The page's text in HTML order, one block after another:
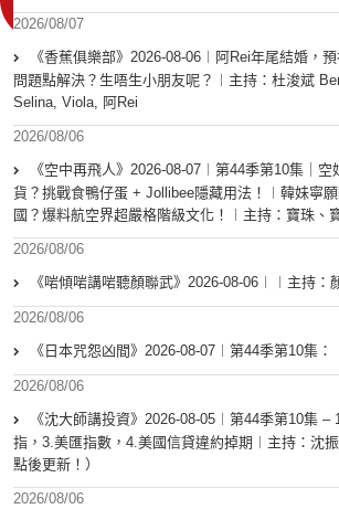
2026/08/07
《香蕉俱樂部》2026-08-06︱阿Rei年尾結婚，
問題點解決？生唔生小朋友呢？︱主持：杜浚斌
Selina, Viola, 阿Rei
2026/08/06
《空中再飛人》2026-08-07︱第44季第10集｜
貨？挑戰食鴨仔蛋 + Jollibee隱藏用法！︱韓妹寧
國？爆料航空界超嚴格階級文化！︱主持：寶珠、
2026/08/06
《啱傾啱講啱聽顏聯武》2026-08-06︱︱主持：
2026/08/06
《日本咒怨凶間》2026-08-07︱第44季第10集：
2026/08/06
《沈大師講投資》2026-08-05︱第44季第10集 –
指，3.美匯指數，4.美國信貸違約掉期︱主持：沈
點後更新！）
2026/08/06